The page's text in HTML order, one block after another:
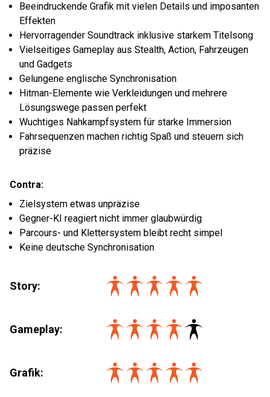
Beeindruckende Grafik mit vielen Details und imposanten
Effekten
Hervorragender Soundtrack inklusive starkem Titelsong
Vielseitiges Gameplay aus Stealth, Action, Fahrzeugen
und Gadgets
Gelungene englische Synchronisation
Hitman-Elemente wie Verkleidungen und mehrere
Lösungswege passen perfekt
Wuchtiges Nahkampfsystem für starke Immersion
Fahrsequenzen machen richtig Spaß und steuern sich
präzise
Contra:
Zielsystem etwas unpräzise
Gegner-KI reagiert nicht immer glaubwürdig
Parcours- und Klettersystem bleibt recht simpel
Keine deutsche Synchronisation
Story:
Gameplay:
Grafik: